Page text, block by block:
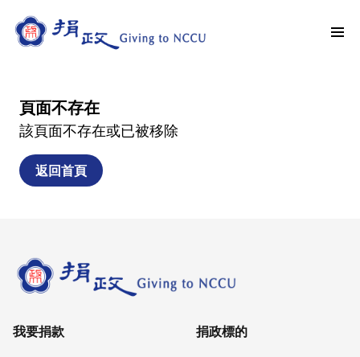
頁面不存在
該頁面不存在或已被移除
返回首頁
我要捐款
捐政標的